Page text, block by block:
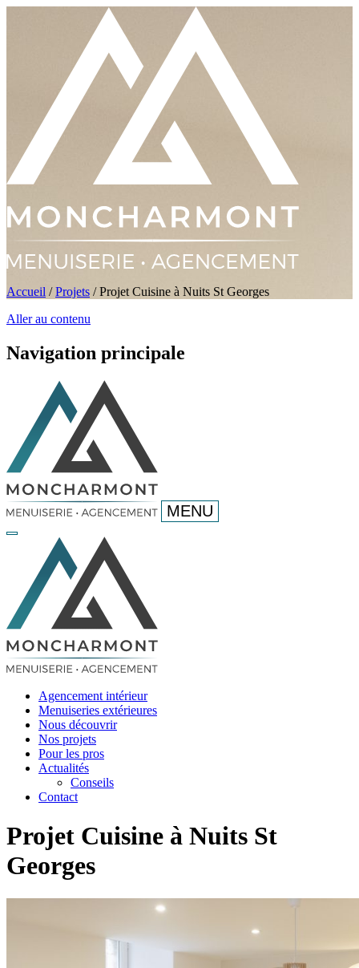
Accueil /Projets /Projet Cuisine à Nuits St Georges
Aller au contenu
Navigation principale
MENU
Agencement intérieur
Menuiseries extérieures
Nous découvrir
Nos projets
Pour les pros
Actualités
Conseils
Contact
Projet Cuisine à Nuits St
Georges